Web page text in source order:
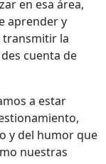
en esa área,
aprender y
la
cuenta de
a estar
y del humor que
nuestras